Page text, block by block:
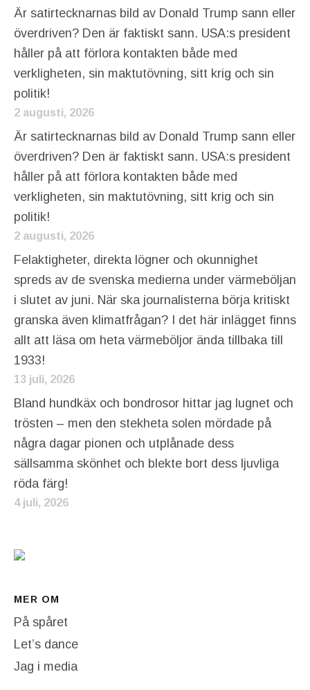
Är satirtecknarnas bild av Donald Trump sann eller
överdriven? Den är faktiskt sann. USA:s president
håller på att förlora kontakten både med
verkligheten, sin maktutövning, sitt krig och sin
politik!
2 augusti, 2026
Är satirtecknarnas bild av Donald Trump sann eller
överdriven? Den är faktiskt sann. USA:s president
håller på att förlora kontakten både med
verkligheten, sin maktutövning, sitt krig och sin
politik!
2 augusti, 2026
Felaktigheter, direkta lögner och okunnighet
spreds av de svenska medierna under värmeböljan
i slutet av juni. När ska journalisterna börja kritiskt
granska även klimatfrågan? I det här inlägget finns
allt att läsa om heta värmeböljor ända tillbaka till
1933!
13 juli, 2026
Bland hundkäx och bondrosor hittar jag lugnet och
trösten – men den stekheta solen mördade på
några dagar pionen och utplånade dess
sällsamma skönhet och blekte bort dess ljuvliga
röda färg!
4 juli, 2026
MER OM
På spåret
Let’s dance
Jag i media